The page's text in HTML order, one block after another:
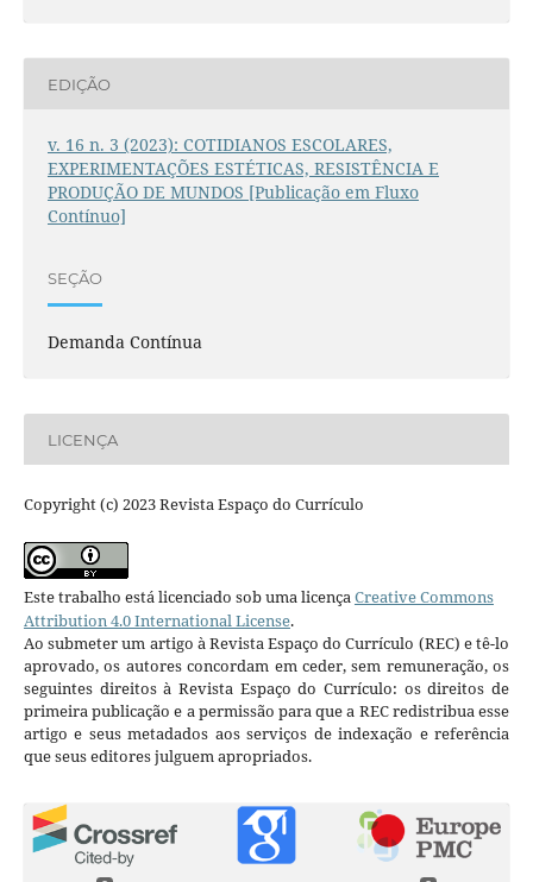
EDIÇÃO
v. 16 n. 3 (2023): COTIDIANOS ESCOLARES,
EXPERIMENTAÇÕES ESTÉTICAS, RESISTÊNCIA E
PRODUÇÃO DE MUNDOS [Publicação em Fluxo
Contínuo]
SEÇÃO
Demanda Contínua
LICENÇA
Copyright (c) 2023 Revista Espaço do Currículo
Este trabalho está licenciado sob uma licença Creative Commons
Attribution 4.0 International License.
Ao submeter um artigo à Revista Espaço do Currículo (REC) e tê-lo
aprovado, os autores concordam em ceder, sem remuneração, os
seguintes direitos à Revista Espaço do Currículo: os direitos de
primeira publicação e a permissão para que a REC redistribua esse
artigo e seus metadados aos serviços de indexação e referência
que seus editores julguem apropriados.